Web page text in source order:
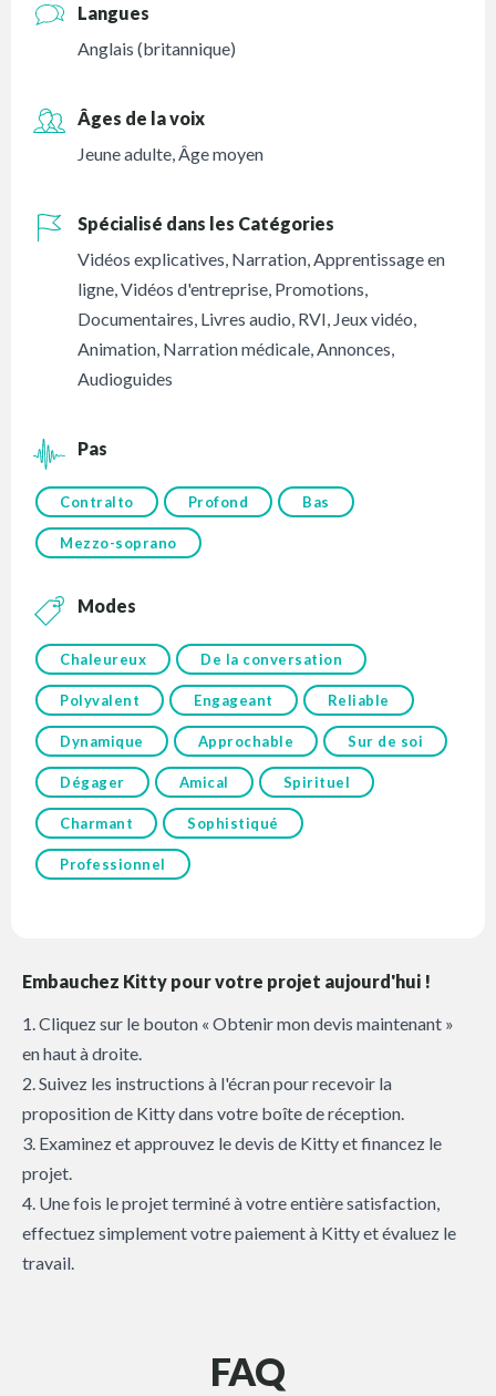
Langues
Anglais (britannique)
Âges de la voix
Jeune adulte,Âge moyen
Spécialisé dans les Catégories
Vidéos explicatives, Narration,Apprentissage en
ligne,Vidéos d'entreprise, Promotions,
Documentaires, Livres audio, RVI, Jeux vidéo,
Animation, Narration médicale,Annonces,
Audioguides
Pas
Contralto Profond Bas
Mezzo-soprano
Modes
Chaleureux De la conversation
Polyvalent Engageant Reliable
Dynamique Approchable Sur de soi
Dégager Amical Spirituel
Charmant Sophistiqué
Professionnel
Embauchez Kitty pour votre projet aujourd'hui !
1. Cliquez sur le bouton « Obtenir mon devis maintenant »
en haut à droite.
2. Suivez les instructions à l'écran pour recevoir la
proposition de Kitty dans votre boîte de réception.
3. Examinez et approuvez le devis de Kitty et financez le
projet.
4. Une fois le projet terminé à votre entière satisfaction,
effectuez simplement votre paiement à Kitty et évaluez le
travail.
FAQ